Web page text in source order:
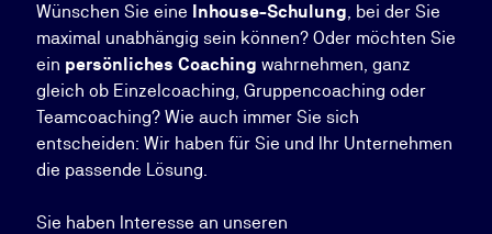
Wünschen Sie eine Inhouse-Schulung, bei der Sie
maximal unabhängig sein können? Oder möchten Sie
ein persönliches Coaching wahrnehmen, ganz
gleich ob Einzelcoaching, Gruppencoaching oder
Teamcoaching? Wie auch immer Sie sich
entscheiden: Wir haben für Sie und Ihr Unternehmen
die passende Lösung.
Sie haben Interesse an unseren